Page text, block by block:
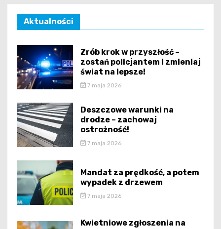
Aktualności
Zrób krok w przyszłość –
zostań policjantem i zmieniaj
świat na lepsze!
7 maja 2026
Deszczowe warunki na
drodze – zachowaj
ostrożność!
7 maja 2026
Mandat za prędkość, a potem
wypadek z drzewem
7 maja 2026
Kwietniowe zgłoszenia na